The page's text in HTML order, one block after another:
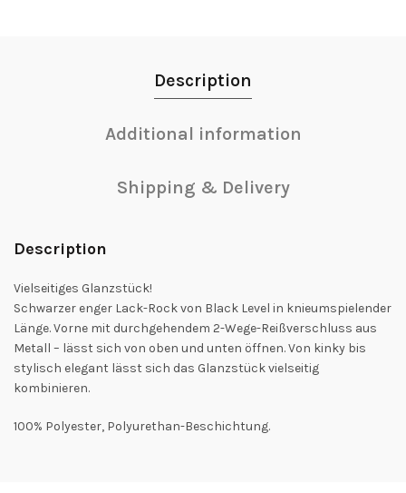
Description
Additional information
Shipping & Delivery
Description
Vielseitiges Glanzstück!
Schwarzer enger Lack-Rock von Black Level in knieumspielender
Länge. Vorne mit durchgehendem 2-Wege-Reißverschluss aus
Metall – lässt sich von oben und unten öffnen. Von kinky bis
stylisch elegant lässt sich das Glanzstück vielseitig
kombinieren.
100% Polyester, Polyurethan-Beschichtung.